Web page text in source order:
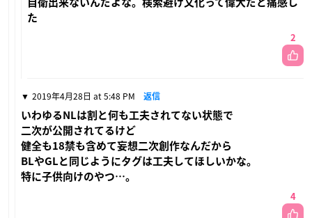
自衛出来ないんだよな。検索避け文化って偉大だと痛感し
た
2
2019年4月28日 at 5:48 PM 返信
いわゆるNLは割と何も工夫されてない状態で
二次が公開されてるけど
健全も18禁も含めて妄想二次創作なんだから
BLやGLと同じようにタグは工夫してほしいかな。
特に子供向けのやつ…。
4